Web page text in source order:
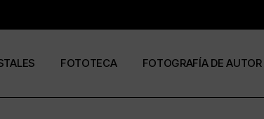
FOTOTECA FOTOGRAFÍA DE AUTOR